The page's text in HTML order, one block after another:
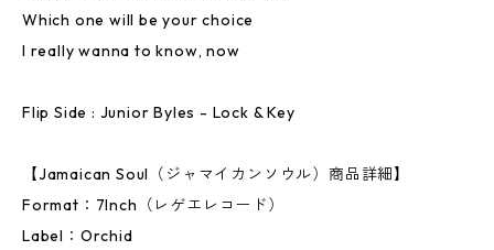
Which one will be your choice
I really wanna to know, now
Flip Side : Junior Byles - Lock & Key
【Jamaican Soul（ジャマイカンソウル）商品詳細】
Format：7Inch（レゲエレコード）
Label：Orchid